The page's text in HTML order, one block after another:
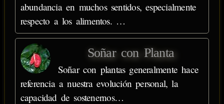
abundancia en muchos sentidos, especialmente
respecto a los alimentos. …
Soñar con Planta
Soñar con plantas generalmente hace
referencia a nuestra evolución personal, la
capacidad de sostenernos…